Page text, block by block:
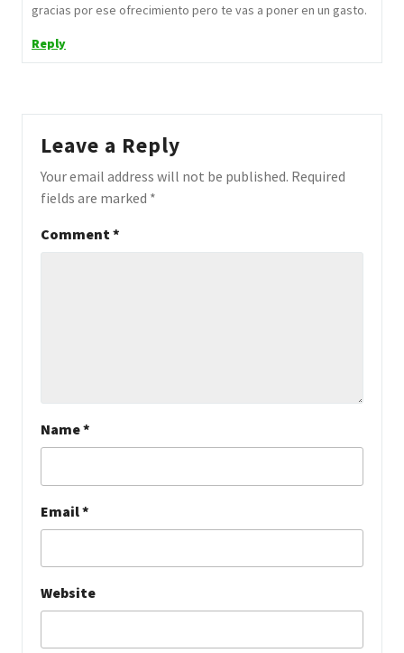
gracias por ese ofrecimiento pero te vas a poner en un gasto.
Reply
Leave a Reply
Your email address will not be published. Required
fields are marked *
Comment *
Name*
Email*
Website